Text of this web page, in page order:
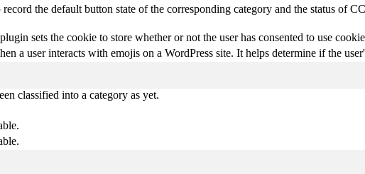
record the default button state of the corresponding category and the status of
sets the cookie to store whether or not the user has consented to use
a user interacts with emojis on a WordPress site. It helps determine if the
classified into a category as yet.